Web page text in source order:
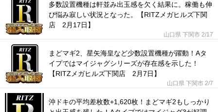
多数設置機種は軒並み出玉感を欠く結果に。稼働も伸
び悩み寂しい状況となった。【RITZメガヒルズ下関
店 2月17日】
山口県 下関市 2/17
まどマギ2、星矢海皇など少数設置機種が躍動！Aタ
イプではマイジャグシリーズが存在感を示した！
【RITZメガヒルズ下関店 2月7日】
山口県 下関市 2/7
沖ドキの平均差枚数+1,620枚！まどマギ2もしっかり